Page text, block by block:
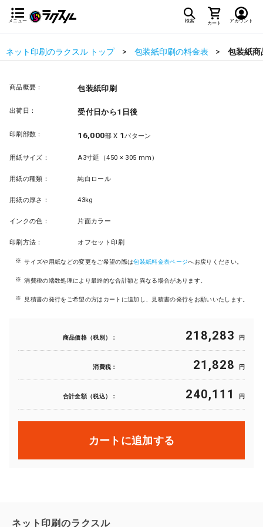
メニュー 検索 カート アカウント
ネット印刷のラクスル トップ 包装紙印刷の料金表 包装紙商
商品概要： 包装紙印刷
出荷日： 受付日から1日後
印刷部数： 16,000部 X 1パターン
用紙サイズ： A3寸延（450 × 305 mm）
用紙の種類： 純白ロール
用紙の厚さ： 43kg
インクの色： 片面カラー
印刷方法： オフセット印刷
サイズや用紙などの変更をご希望の際は包装紙料金表ページへお戻りください。
消費税の端数処理により最終的な合計額と異なる場合があります。
見積書の発行をご希望の方はカートに追加し、見積書の発行をお願いいたします。
商品価格（税別）： 218,283 円
消費税： 21,828 円
合計金額（税込）： 240,111 円
カートに追加する
ネット印刷のラクスル